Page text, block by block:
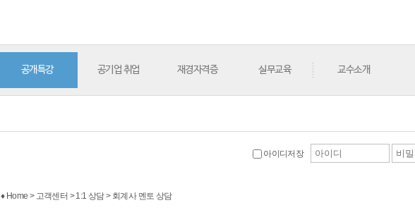
공개특강 공기업 취업 재경자격증 실무교육 교수소개
아이디저장
♦ Home > 고객센터 > 1:1 상담 > 회계사 멘토 상담